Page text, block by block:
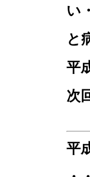
い
と
平
次
平